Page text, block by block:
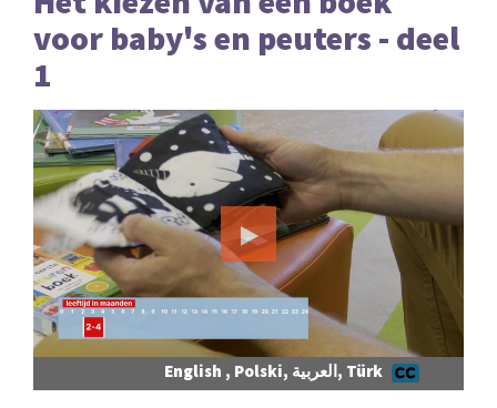
voor baby's en peuters - deel
1
English , Polski, العربية, Türk